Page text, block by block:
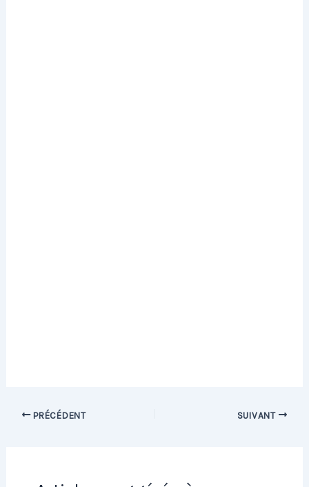
PRÉCÉDENT SUIVANT